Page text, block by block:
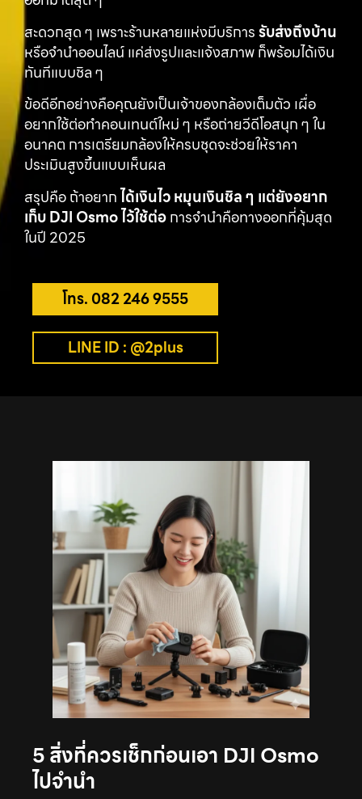
สะดวกสุด ๆ เพราะร้านหลายแห่งมีบริการรับส่งถึงบ้าน
หรือจำนำออนไลน์ แค่ส่งรูปและแจ้งสภาพ ก็พร้อมได้เงิน
ทันทีแบบชิล ๆ
ข้อดีอีกอย่างคือคุณยังเป็นเจ้าของกล้องเต็มตัว เผื่อ
อยากใช้ต่อทำคอนเทนต์ใหม่ ๆ หรือถ่ายวีดีโอสนุก ๆ ใน
อนาคต การเตรียมกล้องให้ครบชุดจะช่วยให้ราคา
ประเมินสูงขึ้นแบบเห็นผล
สรุปคือ ถ้าอยากได้เงินไว หมุนเงินชิล ๆ แต่ยังอยาก
เก็บ DJI Osmo ไว้ใช้ต่อการจำนำคือทางออกที่คุ้มสุด
ในปี 2025
โทร. 082 246 9555
LINE ID : @2plus
5 สิ่งที่ควรเช็กก่อนเอา DJI Osmo
ไปจำนำ